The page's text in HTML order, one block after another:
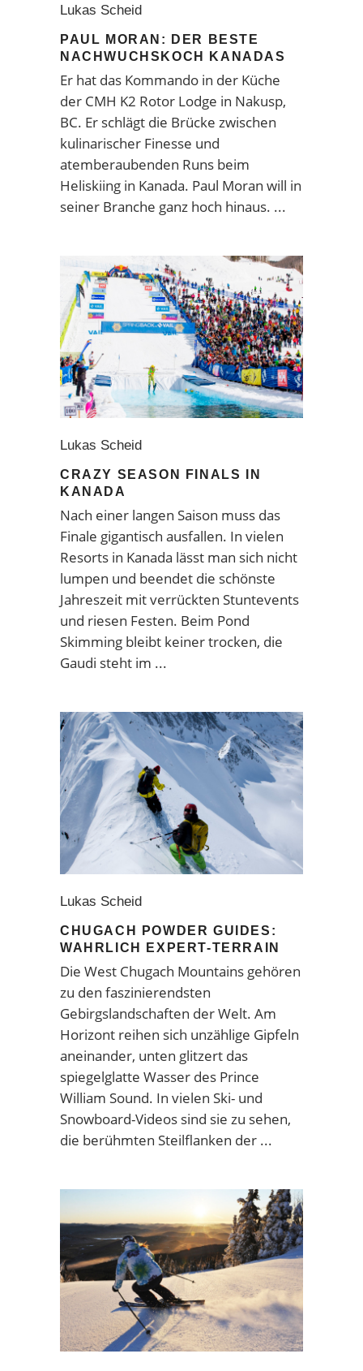
Lukas Scheid
PAUL MORAN: DER BESTE
NACHWUCHSKOCH KANADAS
Er hat das Kommando in der Küche
der CMH K2 Rotor Lodge in Nakusp,
BC. Er schlägt die Brücke zwischen
kulinarischer Finesse und
atemberaubenden Runs beim
Heliskiing in Kanada. Paul Moran will in
seiner Branche ganz hoch hinaus.
Lukas Scheid
CRAZY SEASON FINALS IN
KANADA
Nach einer langen Saison muss das
Finale gigantisch ausfallen. In vielen
Resorts in Kanada lässt man sich nicht
lumpen und beendet die schönste
Jahreszeit mit verrückten Stuntevents
und riesen Festen. Beim Pond
Skimming bleibt keiner trocken, die
Gaudi steht im
Lukas Scheid
CHUGACH POWDER GUIDES:
WAHRLICH EXPERT-TERRAIN
Die West Chugach Mountains gehören
zu den faszinierendsten
Gebirgslandschaften der Welt. Am
Horizont reihen sich unzählige Gipfeln
aneinander, unten glitzert das
spiegelglatte Wasser des Prince
William Sound. In vielen Ski- und
Snowboard-Videos sind sie zu sehen,
die berühmten Steilflanken der